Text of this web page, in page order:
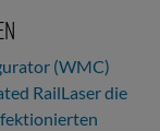
(WMC)
RailLaser die